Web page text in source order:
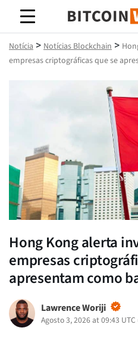
Sabedoria
Notícia > Notícias Blockchain >
empresas criptográficas que se
Hong Kong alerta
empresas
apresentam como
Lawrence Woriji
Agosto 3, 2026 at 09:43 UTC